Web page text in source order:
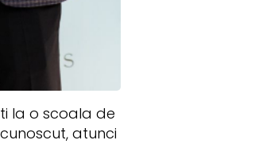
la o scoala de
atunci